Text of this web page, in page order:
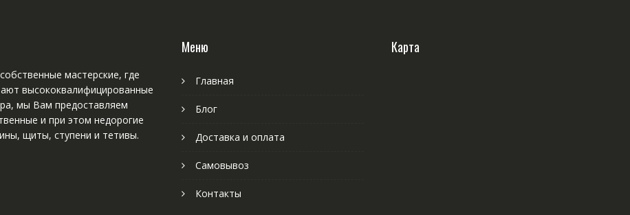
мастерские, где
высококвалифицированные
мы Вам предоставляем
и при этом недорогие
щиты, ступени и тетивы.
Меню
Главная
Блог
Доставка и оплата
Самовывоз
Контакты
Карта